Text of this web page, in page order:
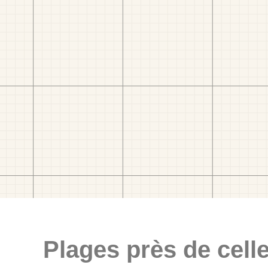
Plages près de